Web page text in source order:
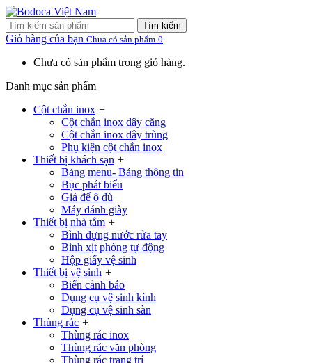
Tìm kiếm
Giỏ hàng của bạn Chưa có sản phẩm 0
Chưa có sản phẩm trong giỏ hàng.
Danh mục sản phẩm
Cột chắn inox +
Cột chắn inox dây căng
Cột chắn inox dây trùng
Phụ kiện cột chắn inox
Thiết bị khách sạn +
Bảng menu- Bảng thông tin
Bục phát biểu
Giá để ô dù
Máy đánh giày
Thiết bị nhà tắm +
Bình đựng nước rửa tay
Bình xịt phòng tự động
Hộp giấy vệ sinh
Thiết bị vệ sinh +
Biển cảnh báo
Dụng cụ vệ sinh kính
Dụng cụ vệ sinh sàn
Thùng rác +
Thùng rác inox
Thùng rác văn phòng
Thùng rác trang trí